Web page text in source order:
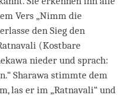
Vers „Nimm die
den Sieg den
(Kostbare
nieder und sprach:
Sharawa stimmte dem
las er im „Ratnavali“ und